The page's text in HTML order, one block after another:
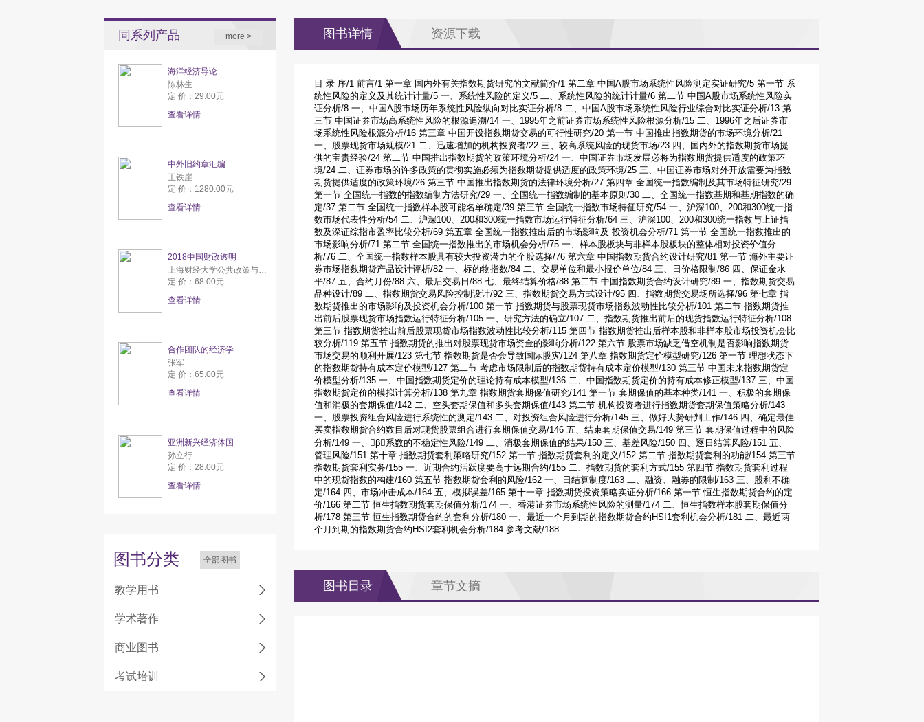
同系列产品 more >
海洋经济导论
陈林生
定 价：29.00元
查看详情
中外旧约章汇编
王铁崖
定 价：1280.00元
查看详情
2018中国财政透明
上海财经大学公共政策与研究中心
定 价：68.00元
查看详情
合作团队的经济学
张军
定 价：65.00元
查看详情
亚洲新兴经济体国
孙立行
定 价：28.00元
查看详情
图书分类 全部图书
教学用书
学术著作
商业图书
考试培训
图书详情 资源下载
目 录 序/1 前言/1 第一章 国内外有关指数期货研究的文献简介/1 第二章 中国A股市场系统性风险测定实证研究/5 第一节 系
统性风险的定义及其统计计量/5 一、系统性风险的定义/5 二、系统性风险的统计计量/6 第二节 中国A股市场系统性风险实
证分析/8 一、中国A股市场历年系统性风险纵向对比实证分析/8 二、中国A股市场系统性风险行业综合对比实证分析/13 第
三节 中国证券市场高系统性风险的根源追溯/14 一、1995年之前证券市场系统性风险根源分析/15 二、1996年之后证券市
场系统性风险根源分析/16 第三章 中国开设指数期货交易的可行性研究/20 第一节 中国推出指数期货的市场环境分析/21
一、股票现货市场规模/21 二、迅速增加的机构投资者/22 三、较高系统风险的现货市场/23 四、国内外的指数期货市场提
供的宝贵经验/24 第二节 中国推出指数期货的政策环境分析/24 一、中国证券市场发展必将为指数期货提供适度的政策环
境/24 二、证券市场的许多政策的贯彻实施必须为指数期货提供适度的政策环境/25 三、中国证券市场对外开放需要为指数
期货提供适度的政策环境/26 第三节 中国推出指数期货的法律环境分析/27 第四章 全国统一指数编制及其市场特征研究/29
第一节 全国统一指数的指数编制方法研究/29 一、全国统一指数编制的基本原则/30 二、全国统一指数基期和基期指数的确
定/37 第二节 全国统一指数样本股可能名单确定/39 第三节 全国统一指数市场特征研究/54 一、沪深100、200和300统一指
数市场代表性分析/54 二、沪深100、200和300统一指数市场运行特征分析/64 三、沪深100、200和300统一指数与上证指
数及深证综指市盈率比较分析/69 第五章 全国统一指数推出后的市场影响及 投资机会分析/71 第一节 全国统一指数推出的
市场影响分析/71 第二节 全国统一指数推出的市场机会分析/75 一、样本股板块与非样本股板块的整体相对投资价值分
析/76 二、全国统一指数样本股具有较大投资潜力的个股选择/76 第六章 中国指数期货合约设计研究/81 第一节 海外主要证
券市场指数期货产品设计评析/82 一、标的物指数/84 二、交易单位和最小报价单位/84 三、日价格限制/86 四、保证金水
平/87 五、合约月份/88 六、最后交易日/88 七、最终结算价格/88 第二节 中国指数期货合约设计研究/89 一、指数期货交易
品种设计/89 二、指数期货交易风险控制设计/92 三、指数期货交易方式设计/95 四、指数期货交易场所选择/96 第七章 指
数期货推出的市场影响及投资机会分析/100 第一节 指数期货与股票现货市场指数波动性比较分析/101 第二节 指数期货推
出前后股票现货市场指数运行特征分析/105 一、研究方法的确立/107 二、指数期货推出前后的现货指数运行特征分析/108
第三节 指数期货推出前后股票现货市场指数波动性比较分析/115 第四节 指数期货推出后样本股和非样本股市场投资机会比
较分析/119 第五节 指数期货的推出对股票现货市场资金的影响分析/122 第六节 股票市场缺乏借空机制是否影响指数期货
市场交易的顺利开展/123 第七节 指数期货是否会导致国际股灾/124 第八章 指数期货定价模型研究/126 第一节 理想状态下
的指数期货持有成本定价模型/127 第二节 考虑市场限制后的指数期货持有成本定价模型/130 第三节 中国未来指数期货定
价模型分析/135 一、中国指数期货定价的理论持有成本模型/136 二、中国指数期货定价的持有成本修正模型/137 三、中国
指数期货定价的模拟计算分析/138 第九章 指数期货套期保值研究/141 第一节 套期保值的基本种类/141 一、积极的套期保
值和消极的套期保值/142 二、空头套期保值和多头套期保值/143 第二节 机构投资者进行指数期货套期保值策略分析/143
一、股票投资组合风险进行系统性的测定/143 二、对投资组合风险进行分析/145 三、做好大势研判工作/146 四、确定最佳
买卖指数期货合约数目后对现货股票组合进行套期保值交易/146 五、结束套期保值交易/149 第三节 套期保值过程中的风险
分析/149 一、β系数的不稳定性风险/149 二、消极套期保值的结果/150 三、基差风险/150 四、逐日结算风险/151 五、
管理风险/151 第十章 指数期货套利策略研究/152 第一节 指数期货套利的定义/152 第二节 指数期货套利的功能/154 第三节
指数期货套利实务/155 一、近期合约活跃度要高于远期合约/155 二、指数期货的套利方式/155 第四节 指数期货套利过程
中的现货指数的构建/160 第五节 指数期货套利的风险/162 一、日结算制度/163 二、融资、融券的限制/163 三、股利不确
定/164 四、市场冲击成本/164 五、模拟误差/165 第十一章 指数期货投资策略实证分析/166 第一节 恒生指数期货合约的定
价/166 第二节 恒生指数期货套期保值分析/174 一、香港证券市场系统性风险的测量/174 二、恒生指数样本股套期保值分
析/178 第三节 恒生指数期货合约的套利分析/180 一、最近一个月到期的指数期货合约HSI1套利机会分析/181 二、最近两
个月到期的指数期货合约HSI2套利机会分析/184 参考文献/188
图书目录 章节文摘